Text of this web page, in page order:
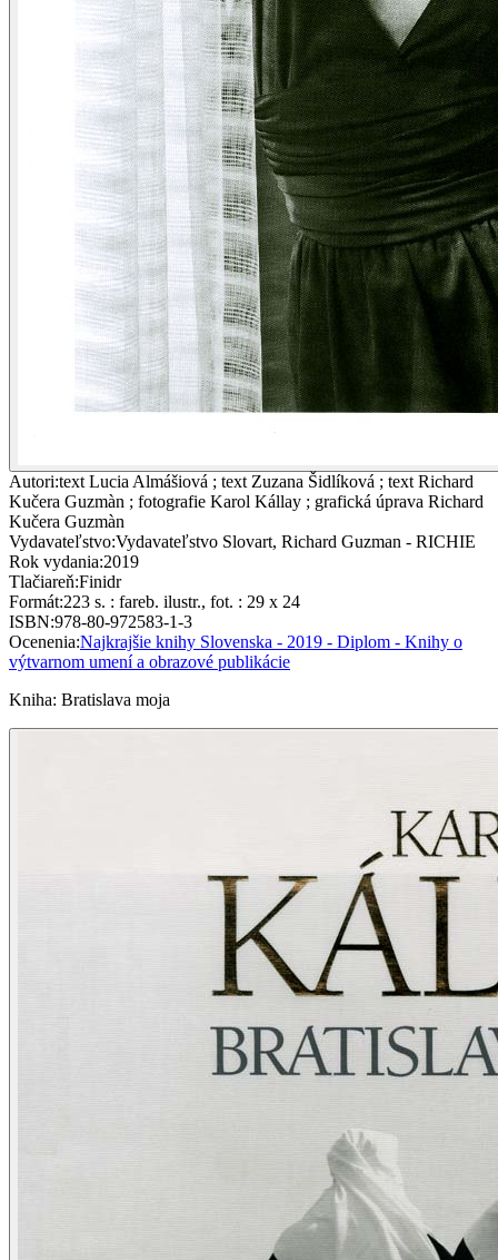
Autori:text Lucia Almášiová ; text Zuzana Šidlíková ; text Richard
Kučera Guzmàn ; fotografie Karol Kállay ; grafická úprava Richard
Kučera Guzmàn
Vydavateľstvo:Vydavateľstvo Slovart, Richard Guzman - RICHIE
Rok vydania:2019
Tlačiareň:Finidr
Formát:223 s. : fareb. ilustr., fot. : 29 x 24
ISBN:978-80-972583-1-3
Ocenenia:Najkrajšie knihy Slovenska - 2019 - Diplom - Knihy o
výtvarnom umení a obrazové publikácie
Kniha: Bratislava moja